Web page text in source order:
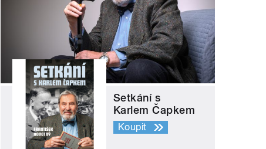
Setkání s
Karlem Čapkem
Koupit